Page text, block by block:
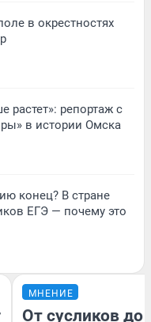
в окрестностях
растет»: репортаж с
в истории Омска
конец? В стране
ЕГЭ — почему это
МНЕНИЕ
От сусликов до